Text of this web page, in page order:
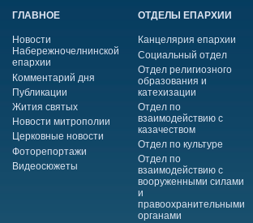
ГЛАВНОЕ
Новости
Набережночелнинской
епархии
Комментарий дня
Публикации
Жития святых
Новости митрополии
Церковные новости
Фоторепортажи
Видеосюжеты
ОТДЕЛЫ ЕПАРХИИ
Канцелярия епархии
Социальный отдел
Отдел религиозного
образования и
катехизации
Отдел по
взаимодействию с
казачеством
Отдел по культуре
Отдел по
взаимодействию с
вооруженными силами
и
правоохранительными
органами